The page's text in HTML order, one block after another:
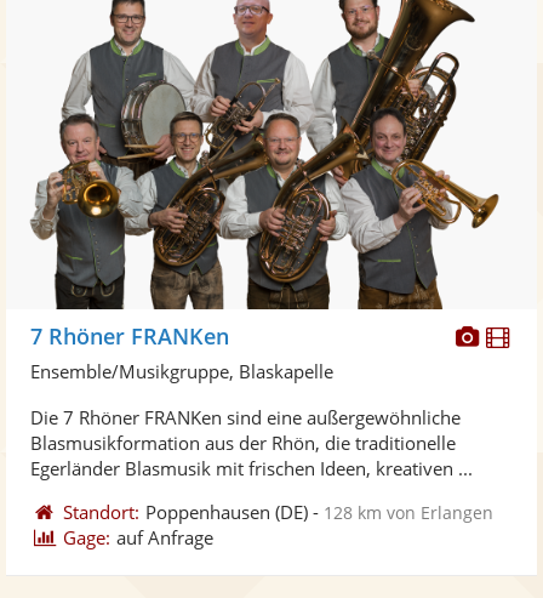
7 Rhöner FRANKen
Ensemble/Musikgruppe, Blaskapelle
Die 7 Rhöner FRANKen sind eine außergewöhnliche
Blasmusikformation aus der Rhön, die traditionelle
Egerländer Blasmusik mit frischen Ideen, kreativen ...
Standort: Poppenhausen (DE) - 128 km von Erlangen
Gage: auf Anfrage